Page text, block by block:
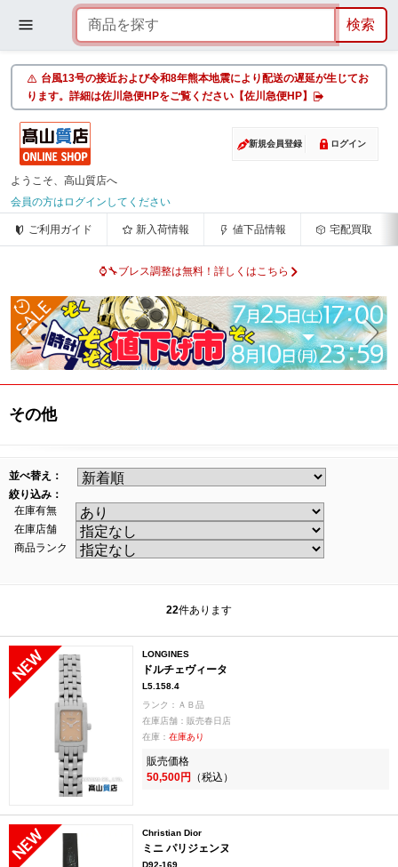
台風13号の接近および令和8年熊本地震により配送の遅延が生じてお
ります。詳細は佐川急便HPをご覧ください【佐川急便HP】
新規会員登録 ログイン
ようこそ、高山質店へ
会員の方はログインしてください
ご利用ガイド 新入荷情報 値下品情報 宅配買取
⌚🔧ブレス調整は無料！詳しくはこちら
その他
並べ替え：
絞り込み：
在庫有無
在庫店舗
商品ランク
22件あります
LONGINES
ドルチェヴィータ
L5.158.4
ランク：ＡＢ品
在庫店舗：販売春日店
在庫： 在庫あり
販売価格
50,500円 （税込）
Christian Dior
ミニ パリジェンヌ
D92-169